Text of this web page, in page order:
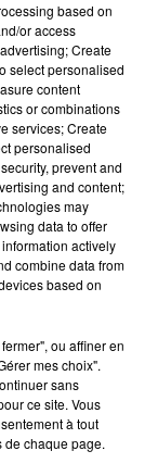
renforcée, ce
Villeneuve
l’écosse en
based on
or access
Create
select personalised
content
or combinations
services; Create
personalised
prevent and
and content;
may
data to offer
actively
combine data from
based on
ou affiner en
mes choix".
sans
ce site. Vous
à tout
de chaque page.